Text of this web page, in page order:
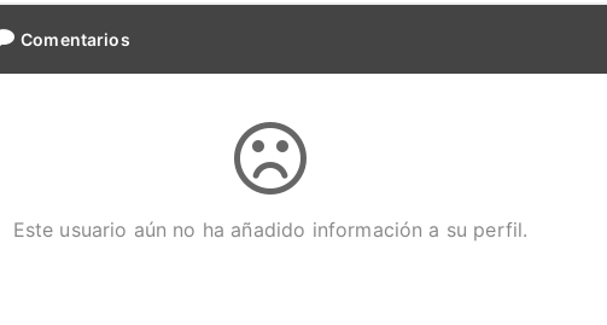
Comentarios
Este usuario aún no ha añadido información a su perfil.